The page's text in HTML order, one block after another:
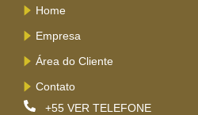
Home
Empresa
Área do Cliente
Contato
+55 VER TELEFONE